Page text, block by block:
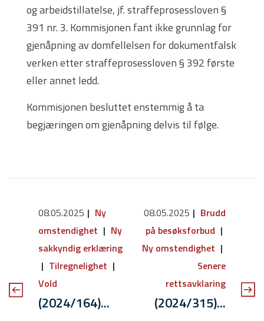
og arbeidstillatelse, jf. straffeprosessloven §
391 nr. 3. Kommisjonen fant ikke grunnlag for
gjenåpning av domfellelsen for dokumentfalsk
verken etter straffeprosessloven § 392 første
eller annet ledd.
Kommisjonen besluttet enstemmig å ta
begjæringen om gjenåpning delvis til følge.
08.05.2025
Ny
omstendighet
Ny
sakkyndig erklæring
Tilregnelighet
Vold
(2024/164)...
08.05.2025
Brudd
på besøksforbud
Ny omstendighet
Senere
rettsavklaring
(2024/315)...